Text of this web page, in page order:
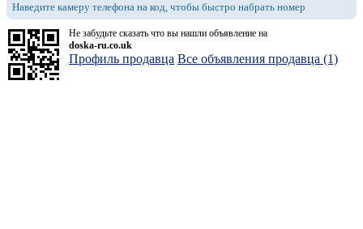
Наведите камеру телефона на код, чтобы быстро набрать номер
Не забудьте сказать что вы нашли объявление на
doska-ru.co.uk
Профиль продавца Все объявления продавца (1)